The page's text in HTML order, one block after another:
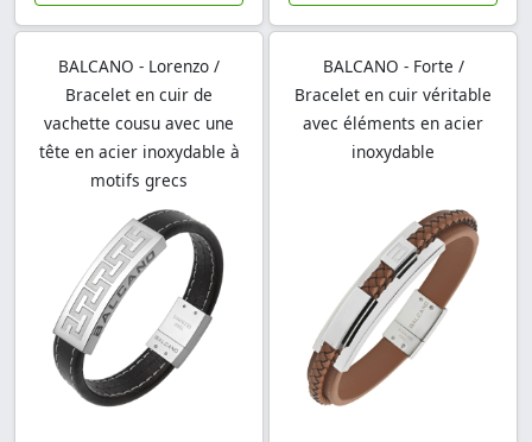
BALCANO - Lorenzo /
Bracelet en cuir de
vachette cousu avec une
tête en acier inoxydable à
motifs grecs
BALCANO - Forte /
Bracelet en cuir véritable
avec éléments en acier
inoxydable